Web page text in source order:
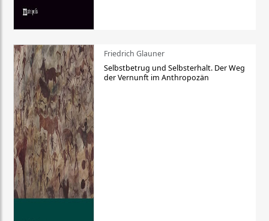
Friedrich Glauner
Selbstbetrug und Selbsterhalt. Der Weg
der Vernunft im Anthropozän